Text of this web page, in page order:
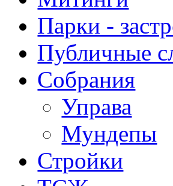
Парки -
Публичные
Собрания
Управа
Мундепы
Стройки